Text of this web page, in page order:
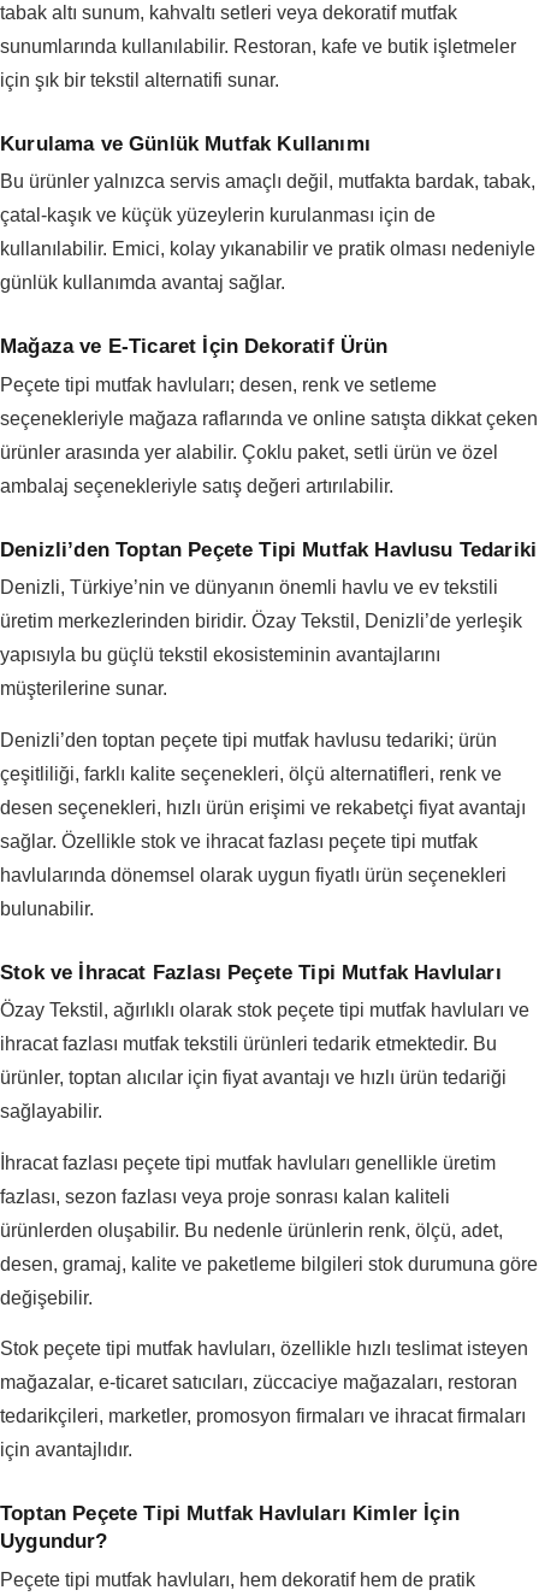
tabak altı sunum, kahvaltı setleri veya dekoratif mutfak
sunumlarında kullanılabilir. Restoran, kafe ve butik işletmeler
için şık bir tekstil alternatifi sunar.
Kurulama ve Günlük Mutfak Kullanımı
Bu ürünler yalnızca servis amaçlı değil, mutfakta bardak, tabak,
çatal-kaşık ve küçük yüzeylerin kurulanması için de
kullanılabilir. Emici, kolay yıkanabilir ve pratik olması nedeniyle
günlük kullanımda avantaj sağlar.
Mağaza ve E-Ticaret İçin Dekoratif Ürün
Peçete tipi mutfak havluları; desen, renk ve setleme
seçenekleriyle mağaza raflarında ve online satışta dikkat çeken
ürünler arasında yer alabilir. Çoklu paket, setli ürün ve özel
ambalaj seçenekleriyle satış değeri artırılabilir.
Denizli’den Toptan Peçete Tipi Mutfak Havlusu Tedariki
Denizli, Türkiye’nin ve dünyanın önemli havlu ve ev tekstili
üretim merkezlerinden biridir. Özay Tekstil, Denizli’de yerleşik
yapısıyla bu güçlü tekstil ekosisteminin avantajlarını
müşterilerine sunar.
Denizli’den toptan peçete tipi mutfak havlusu tedariki; ürün
çeşitliliği, farklı kalite seçenekleri, ölçü alternatifleri, renk ve
desen seçenekleri, hızlı ürün erişimi ve rekabetçi fiyat avantajı
sağlar. Özellikle stok ve ihracat fazlası peçete tipi mutfak
havlularında dönemsel olarak uygun fiyatlı ürün seçenekleri
bulunabilir.
Stok ve İhracat Fazlası Peçete Tipi Mutfak Havluları
Özay Tekstil, ağırlıklı olarak stok peçete tipi mutfak havluları ve
ihracat fazlası mutfak tekstili ürünleri tedarik etmektedir. Bu
ürünler, toptan alıcılar için fiyat avantajı ve hızlı ürün tedariği
sağlayabilir.
İhracat fazlası peçete tipi mutfak havluları genellikle üretim
fazlası, sezon fazlası veya proje sonrası kalan kaliteli
ürünlerden oluşabilir. Bu nedenle ürünlerin renk, ölçü, adet,
desen, gramaj, kalite ve paketleme bilgileri stok durumuna göre
değişebilir.
Stok peçete tipi mutfak havluları, özellikle hızlı teslimat isteyen
mağazalar, e-ticaret satıcıları, züccaciye mağazaları, restoran
tedarikçileri, marketler, promosyon firmaları ve ihracat firmaları
için avantajlıdır.
Toptan Peçete Tipi Mutfak Havluları Kimler İçin
Uygundur?
Peçete tipi mutfak havluları, hem dekoratif hem de pratik